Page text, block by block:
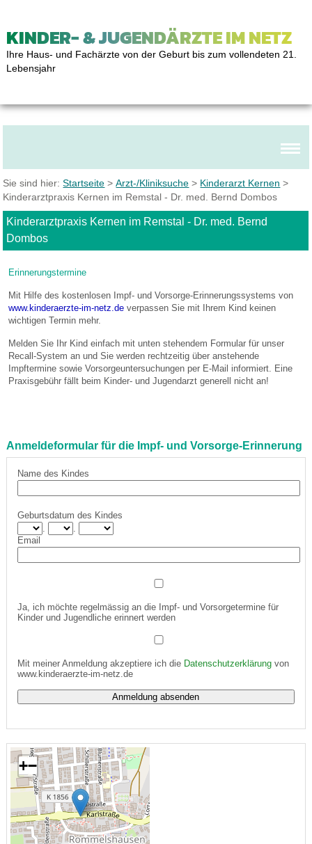
KINDER- & JUGENDÄRZTE IM NETZ
Ihre Haus- und Fachärzte von der Geburt bis zum vollendeten 21.
Lebensjahr
Sie sind hier:Startseite >Arzt-/Kliniksuche > Kinderarzt Kernen >
Kinderarztpraxis Kernen im Remstal - Dr. med. Bernd Dombos
Kinderarztpraxis Kernen im Remstal - Dr. med. Bernd
Dombos
Erinnerungstermine
Mit Hilfe des kostenlosen Impf- und Vorsorge-Erinnerungssystems von
www.kinderaerzte-im-netz.deverpassen Sie mit Ihrem Kind keinen
wichtigen Termin mehr.
Melden Sie Ihr Kind einfach mit unten stehendem Formular für unser
Recall-System an und Sie werden rechtzeitig über anstehende
Impftermine sowie Vorsorgeuntersuchungen per E-Mail informiert. Eine
Praxisgebühr fällt beim Kinder- und Jugendarzt generell nicht an!
Anmeldeformular für die Impf- und Vorsorge-Erinnerung
Name des Kindes
Geburtsdatum des Kindes
Email
Ja, ich möchte regelmässig an die Impf- und Vorsorgetermine für
Kinder und Jugendliche erinnert werden
Mit meiner Anmeldung akzeptiere ich die Datenschutzerklärungvon
www.kinderaerzte-im-netz.de
+−